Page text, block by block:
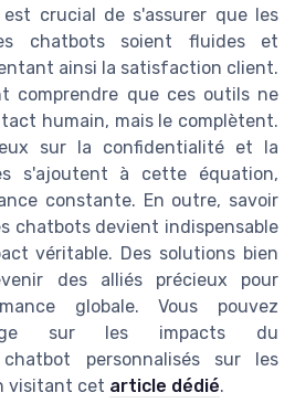
crucial de s'assurer que les
chatbots soient fluides et
ainsi la satisfaction client.
comprendre que ces outils ne
humain, mais le complètent.
sur la confidentialité et la
s'ajoutent à cette équation,
constante. En outre, savoir
chatbots devient indispensable
véritable. Des solutions bien
des alliés précieux pour
globale. Vous pouvez
sur les impacts du
personnalisés sur les
visitant cet article dédié.